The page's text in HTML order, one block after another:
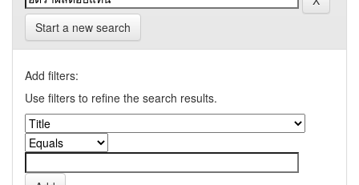
Start a new search
Add filters:
Use filters to refine the search results.